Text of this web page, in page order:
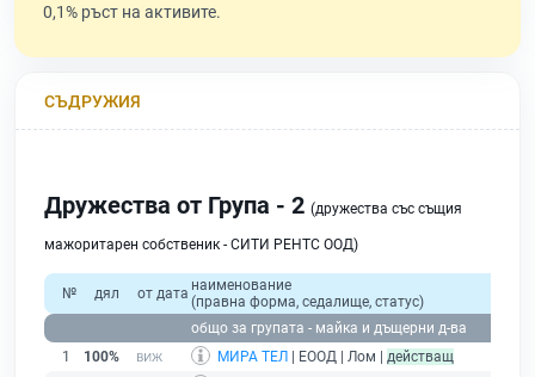
0,1% ръст на активите.
СЪДРУЖИЯ
Дружества от Група - 2 (дружества със същия
мажоритарен собственик - СИТИ РЕНТС ООД)
№ дял от дата наименование
(правна форма, седалище, статус)
общо за групата - майка и дъщерни д-ва
1
100% МИРА ТЕЛ | ЕООД | Лом | действащ